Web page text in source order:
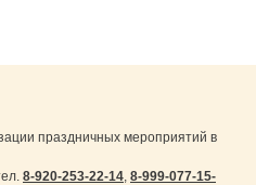
праздничных мероприятий в
8-920-253-22-14, 8-999-077-15-